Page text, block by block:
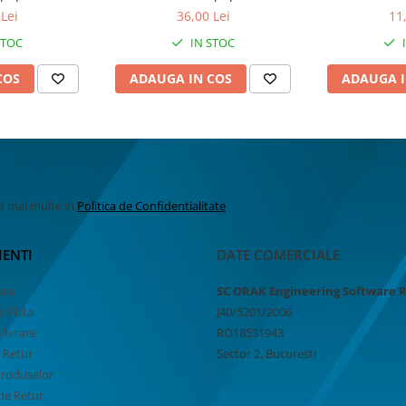
36,00 Lei
IN STOC
ADAUGA IN COS ADAUGA
mai multe in Politica de Confidentialitate
Plata
livrare
Retur
Retur
DATE COMERCIALE
SC ORAK Engineering Software
J40/5201/2006
RO18531943
Sector 2, Bucuresti